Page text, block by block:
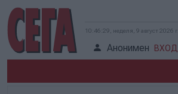
10:46:30, неделя, 9 август 2026 г.
Анонимен ВХОД